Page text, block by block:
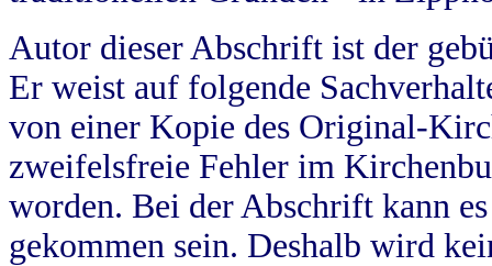
Autor dieser Abschrift ist der
Er weist auf folgende
von einer Kopie des Original-
zweifelsfreie Fehler im
worden. Bei der Abschrift kann
gekommen sein. Deshalb wird